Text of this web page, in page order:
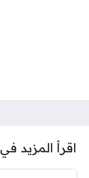
اقرأ المزيد في